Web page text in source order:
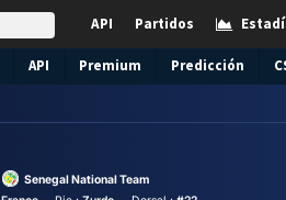
Partidos
API
API Premium Predicción
Senegal National Team